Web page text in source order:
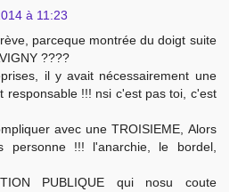
à 11:23
parceque montrée du doigt suite
????
il y avait nécessairement une
responsable !!! nsi c'est pas toi, c'est
avec une TROISIEME, Alors
personne !!! l'anarchie, le bordel,
PUBLIQUE qui nosu coute